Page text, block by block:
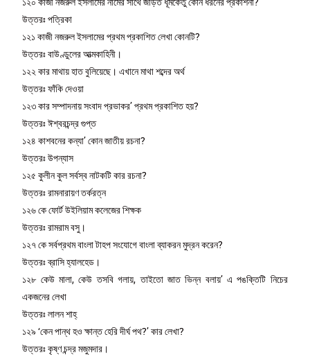
উত্তরঃ পত্রিকা
১২১ কাজী নজরুল ইসলামের প্রথম প্রকাশিত লেখা কোনটি?
উত্তরঃ বাউণ্ডুলের আত্মকাহিনী।
১২২ কার মাথায় হাত বুলিয়েছে। এখানে মাথা শব্দের অর্থ
উত্তরঃ ফাঁকি দেওয়া
১২৩ কার সম্পাদনায় সংবাদ প্রভাকর’ প্রথম প্রকাশিত হয়?
উত্তরঃ ঈশ্বরচন্দ্র গুপ্ত
১২৪ কাশবনের কন্যা’ কোন জাতীয় রচনা?
উত্তরঃ উপন্যাস
১২৫ কুলীন কুল সর্বস্ব নাটকটি কার রচনা?
উত্তরঃ রামনারায়ণ তর্করত্ন
১২৬ কে ফোর্ট উইলিয়াম কলেজের শিক্ষক
উত্তরঃ রামরাম বসু।
১২৭ কে সর্বপ্রথম বাংলা টাহপ সংযোগে বাংলা ব্যাকরন মুদ্রন করেন?
উত্তরঃ ব্রাসি হ্যালহেড।
১২৮ কেউ মালা, কেউ তসবি গলায়, তাইতো জাত ভিন্ন বলায়’ এ পঙক্তিটি নিচের
একজনের লেখা
উত্তরঃ লালন শাহ্
১২৯ ‘কেন পান্থ হও ক্ষান্ত হেরি দীর্ঘ পথ?’ কার লেখা?
উত্তরঃ কৃষ্ণ চন্দ্র মজুমদার।